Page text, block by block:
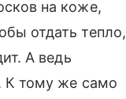
на коже,
отдать тепло,
А ведь
К тому же само